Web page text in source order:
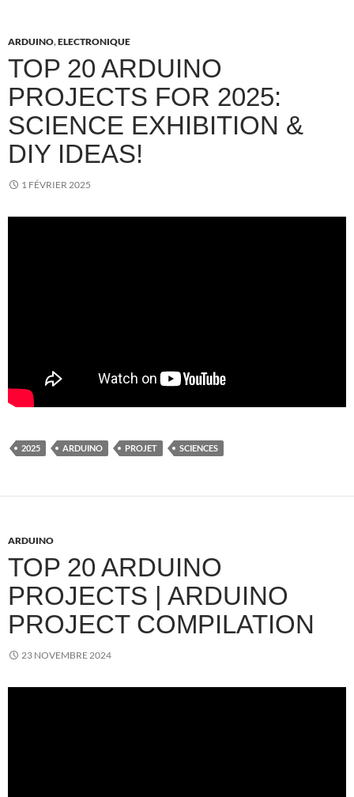
ARDUINO,ELECTRONIQUE
TOP 20 ARDUINO
PROJECTS FOR 2025:
SCIENCE EXHIBITION &
DIY IDEAS!
1 FÉVRIER 2025
2025 ARDUINO PROJET SCIENCES
ARDUINO
TOP 20 ARDUINO
PROJECTS | ARDUINO
PROJECT COMPILATION
23 NOVEMBRE 2024